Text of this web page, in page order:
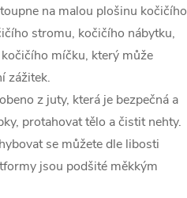
na malou plošinu kočičího
stromu, kočičího nábytku,
míčku, který může
zážitek.
z juty, která je bezpečná a
protahovat tělo a čistit nehty.
se můžete dle libosti
jsou podšité měkkým